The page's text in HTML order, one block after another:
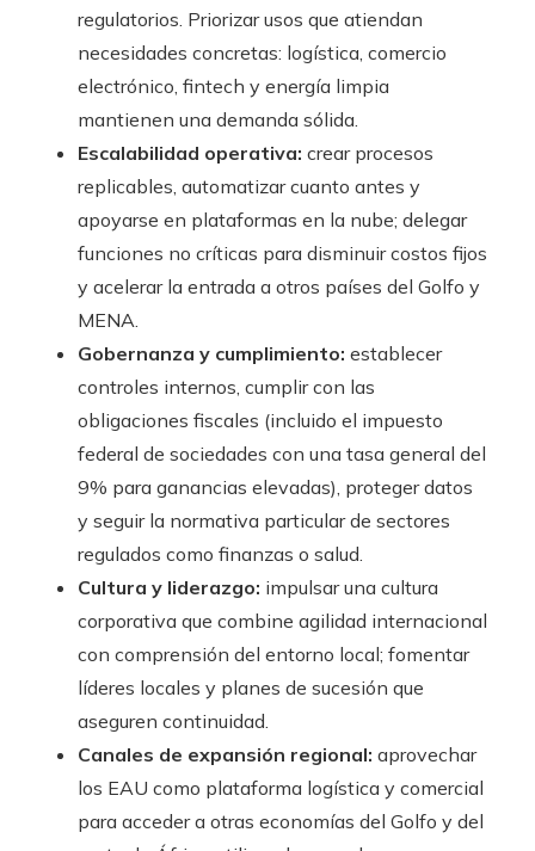
regulatorios. Priorizar usos que atiendan
necesidades concretas: logística, comercio
electrónico, fintech y energía limpia
mantienen una demanda sólida.
Escalabilidad operativa: crear procesos
replicables, automatizar cuanto antes y
apoyarse en plataformas en la nube; delegar
funciones no críticas para disminuir costos fijos
y acelerar la entrada a otros países del Golfo y
MENA.
Gobernanza y cumplimiento: establecer
controles internos, cumplir con las
obligaciones fiscales (incluido el impuesto
federal de sociedades con una tasa general del
9% para ganancias elevadas), proteger datos
y seguir la normativa particular de sectores
regulados como finanzas o salud.
Cultura y liderazgo: impulsar una cultura
corporativa que combine agilidad internacional
con comprensión del entorno local; fomentar
líderes locales y planes de sucesión que
aseguren continuidad.
Canales de expansión regional: aprovechar
los EAU como plataforma logística y comercial
para acceder a otras economías del Golfo y del